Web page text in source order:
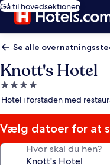
Gå til hovedsektionen
Se alle
Knott's Hotel
4.0-
stjernet
Hotel i forstaden med
Vælg datoer for at
Hvor skal du hen?